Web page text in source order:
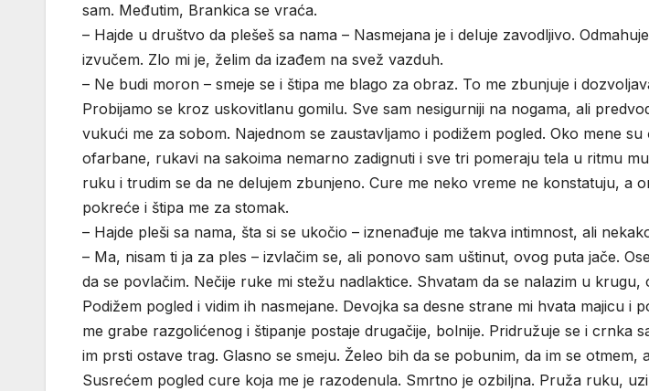
sam. Međutim, Brankica se vraća.
– Hajde u društvo da plešeš sa nama – Nasmejana je i deluje zavodljivo.
izvučem. Zlo mi je, želim da izađem na svež vazduh.
– Ne budi moron – smeje se i štipa me blago za obraz. To me zbunjuje i
Probijamo se kroz uskovitlanu gomilu. Sve sam nesigurniji na nogama, ali
vukući me za sobom. Najednom se zaustavljamo i podižem pogled. Oko mene su
ofarbane, rukavi na sakoima nemarno zadignuti i sve tri pomeraju tela u ritmu
ruku i trudim se da ne delujem zbunjeno. Cure me neko vreme ne konstatuju, a
pokreće i štipa me za stomak.
– Hajde pleši sa nama, šta si se ukočio – iznenađuje me takva intimnost, ali
– Ma, nisam ti ja za ples – izvlačim se, ali ponovo sam uštinut, ovog puta jače.
da se povlačim. Nečije ruke mi stežu nadlaktice. Shvatam da se nalazim u krugu,
Podižem pogled i vidim ih nasmejane. Devojka sa desne strane mi hvata majicu i
me grabe razgolićenog i štipanje postaje drugačije, bolnije. Pridružuje se i crnka
im prsti ostave trag. Glasno se smeju. Želeo bih da se pobunim, da im se otmem,
Susrećem pogled cure koja me je razodenula. Smrtno je ozbiljna. Pruža ruku,